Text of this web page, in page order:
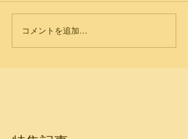
コメントを追加…